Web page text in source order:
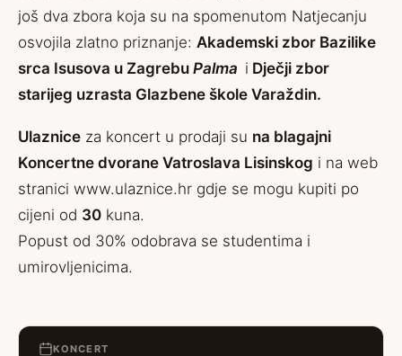
još dva zbora koja su na spomenutom Natjecanju
osvojila zlatno priznanje: Akademski zbor Bazilike
srca Isusova u Zagrebu Palma i Dječji zbor
starijeg uzrasta Glazbene škole Varaždin.
Ulaznice za koncert u prodaji su na blagajni
Koncertne dvorane Vatroslava Lisinskog i na web
stranici www.ulaznice.hr gdje se mogu kupiti po
cijeni od 30 kuna.
Popust od 30% odobrava se studentima i
umirovljenicima.
KONCERT